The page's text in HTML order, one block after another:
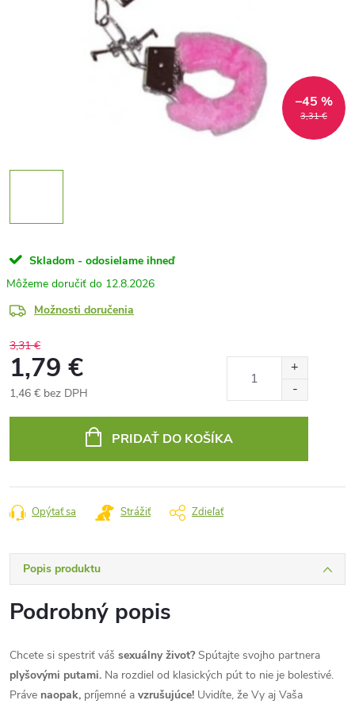
3,31 €
–45 %
Skladom - odosielame ihneď
12.8.2026
Možnosti doručenia
3,31 €
1,79 €
1,46 € bez DPH
PRIDAŤ DO KOŠÍKA
Opýtať sa Strážiť Zdieľať
Popis produktu
Podrobný popis
Chcete si spestriť váš sexuálny život?Spútajte svojho partnera
plyšovými putami. Na rozdiel od klasických pút to nie je bolestivé.
Práve naopak, príjemné a vzrušujúce! Uvidíte, že Vy aj Vaša